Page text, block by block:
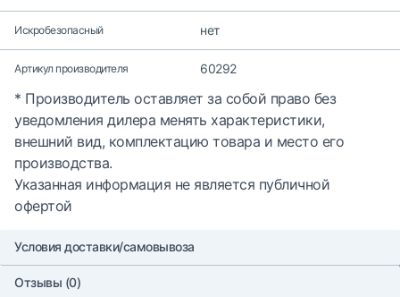
Искробезопасный нет
Артикул производителя 60292
* Производитель оставляет за собой право без
уведомления дилера менять характеристики,
внешний вид, комплектацию товара и место его
производства.
Указанная информация не является публичной
офертой
Условия доставки/самовывоза
Отзывы (0)